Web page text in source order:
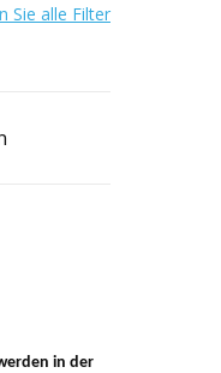
Sie alle Filter
in der